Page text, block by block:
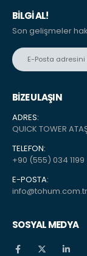
BILGI AL!
Son gelişmeler
BİZE ULAŞIN
ADRES:
QUICK TOWER
TELEFON:
+90 (555) 034 1199
E-POSTA:
info@tohum.com.tr
SOSYAL MEDYA